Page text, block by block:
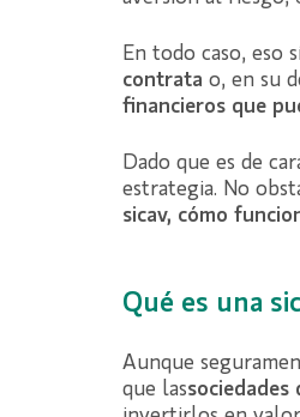
En todo caso, eso
contrata o, en su
financieros que
Dado que es de
estrategia. No
sicav, cómo
Qué es una
Aunque
que lassociedades